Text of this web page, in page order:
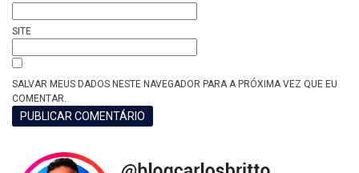
SITE
SALVAR MEUS DADOS NESTE NAVEGADOR PARA A PRÓXIMA VEZ QUE EU
COMENTAR.